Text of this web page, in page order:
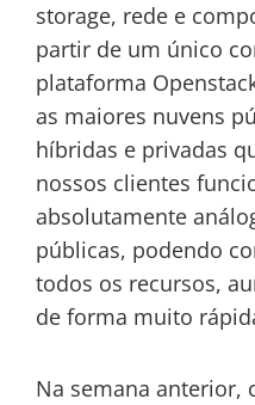
storage, rede e
partir de um único
plataforma
as maiores nuvens
híbridas e privadas
nossos clientes
absolutamente
públicas, podendo
todos os recursos,
de forma muito
Na semana anterior,